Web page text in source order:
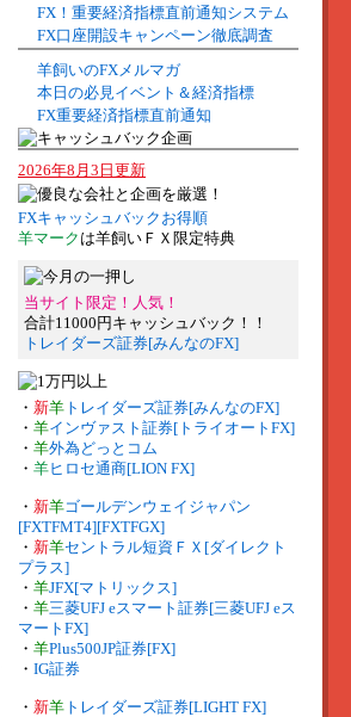
FX！重要経済指標直前通知システム
FX口座開設キャンペーン徹底調査
羊飼いのFXメルマガ
本日の必見イベント＆経済指標
FX重要経済指標直前通知
2026年8月3日更新
FXキャッシュバックお得順
羊マーク は羊飼いＦＸ限定特典
当サイト限定！人気！
合計11000円キャッシュバック！！
トレイダーズ証券[みんなのFX]
・ 新羊 トレイダーズ証券[みんなのFX]
・ 羊インヴァスト証券[トライオートFX]
・ 羊外為どっとコム
・ 羊ヒロセ通商[LION FX]
・ 新羊ゴールデンウェイジャパン
[FXTFMT4][FXTFGX]
・ 新羊セントラル短資ＦＸ[ダイレクト
プラス]
・ 羊JFX[マトリックス]
・ 羊三菱UFJ eスマート証券[三菱UFJ eス
マートFX]
・ 羊Plus500JP証券[FX]
・ IG証券
・ 新羊 トレイダーズ証券[LIGHT FX]